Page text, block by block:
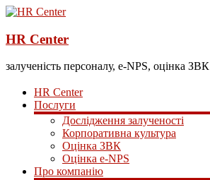
HR Center
залученість персоналу, e-NPS, оцінка ЗВК
HR Center
Послуги
Дослідження залученості
Корпоративна культура
Оцінка ЗВК
Оцінка e-NPS
Про компанію